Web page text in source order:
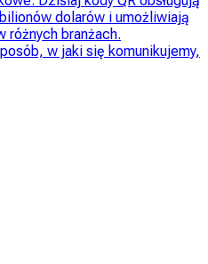
dolarów i umożliwiają
różnych branżach.
w jaki się komunikujemy,